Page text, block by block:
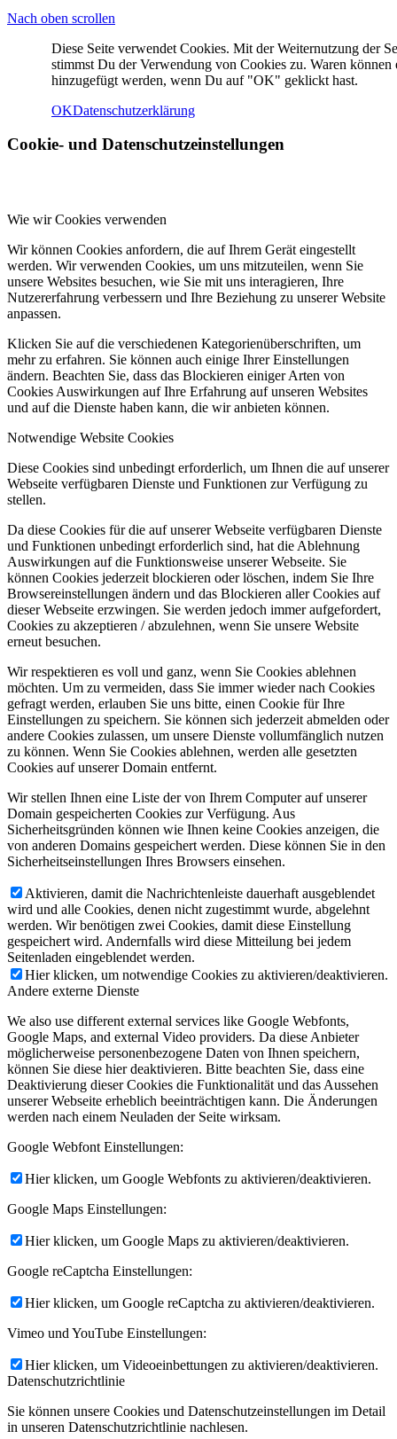
Nach oben scrollen
Diese Seite verwendet Cookies. Mit der Weiternutzung der
stimmst Du der Verwendung von Cookies zu. Waren können
hinzugefügt werden, wenn Du auf "OK" geklickt hast.
OKDatenschutzerklärung
Cookie- und Datenschutzeinstellungen
Wie wir Cookies verwenden
Wir können Cookies anfordern, die auf Ihrem Gerät eingestellt
werden. Wir verwenden Cookies, um uns mitzuteilen, wenn Sie
unsere Websites besuchen, wie Sie mit uns interagieren, Ihre
Nutzererfahrung verbessern und Ihre Beziehung zu unserer Website
anpassen.
Klicken Sie auf die verschiedenen Kategorienüberschriften, um
mehr zu erfahren. Sie können auch einige Ihrer Einstellungen
ändern. Beachten Sie, dass das Blockieren einiger Arten von
Cookies Auswirkungen auf Ihre Erfahrung auf unseren Websites
und auf die Dienste haben kann, die wir anbieten können.
Notwendige Website Cookies
Diese Cookies sind unbedingt erforderlich, um Ihnen die auf unserer
Webseite verfügbaren Dienste und Funktionen zur Verfügung zu
stellen.
Da diese Cookies für die auf unserer Webseite verfügbaren Dienste
und Funktionen unbedingt erforderlich sind, hat die Ablehnung
Auswirkungen auf die Funktionsweise unserer Webseite. Sie
können Cookies jederzeit blockieren oder löschen, indem Sie Ihre
Browsereinstellungen ändern und das Blockieren aller Cookies auf
dieser Webseite erzwingen. Sie werden jedoch immer aufgefordert,
Cookies zu akzeptieren / abzulehnen, wenn Sie unsere Website
erneut besuchen.
Wir respektieren es voll und ganz, wenn Sie Cookies ablehnen
möchten. Um zu vermeiden, dass Sie immer wieder nach Cookies
gefragt werden, erlauben Sie uns bitte, einen Cookie für Ihre
Einstellungen zu speichern. Sie können sich jederzeit abmelden oder
andere Cookies zulassen, um unsere Dienste vollumfänglich nutzen
zu können. Wenn Sie Cookies ablehnen, werden alle gesetzten
Cookies auf unserer Domain entfernt.
Wir stellen Ihnen eine Liste der von Ihrem Computer auf unserer
Domain gespeicherten Cookies zur Verfügung. Aus
Sicherheitsgründen können wie Ihnen keine Cookies anzeigen, die
von anderen Domains gespeichert werden. Diese können Sie in den
Sicherheitseinstellungen Ihres Browsers einsehen.
Aktivieren, damit die Nachrichtenleiste dauerhaft ausgeblendet
wird und alle Cookies, denen nicht zugestimmt wurde, abgelehnt
werden. Wir benötigen zwei Cookies, damit diese Einstellung
gespeichert wird. Andernfalls wird diese Mitteilung bei jedem
Seitenladen eingeblendet werden.
Hier klicken, um notwendige Cookies zu aktivieren/deaktivieren.
Andere externe Dienste
We also use different external services like Google Webfonts,
Google Maps, and external Video providers. Da diese Anbieter
möglicherweise personenbezogene Daten von Ihnen speichern,
können Sie diese hier deaktivieren. Bitte beachten Sie, dass eine
Deaktivierung dieser Cookies die Funktionalität und das Aussehen
unserer Webseite erheblich beeinträchtigen kann. Die Änderungen
werden nach einem Neuladen der Seite wirksam.
Google Webfont Einstellungen:
Hier klicken, um Google Webfonts zu aktivieren/deaktivieren.
Google Maps Einstellungen:
Hier klicken, um Google Maps zu aktivieren/deaktivieren.
Google reCaptcha Einstellungen:
Hier klicken, um Google reCaptcha zu aktivieren/deaktivieren.
Vimeo und YouTube Einstellungen:
Hier klicken, um Videoeinbettungen zu aktivieren/deaktivieren.
Datenschutzrichtlinie
Sie können unsere Cookies und Datenschutzeinstellungen im Detail
in unseren Datenschutzrichtlinie nachlesen.